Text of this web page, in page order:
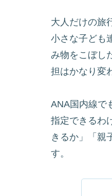
大人だけの旅
小さな子ども
み物をこぼし
担はかなり変
ANA国内線で
指定できるわ
きるか」「親
す。